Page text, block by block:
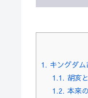
1. キングダ
1.1. 胡亥
1.2. 本来